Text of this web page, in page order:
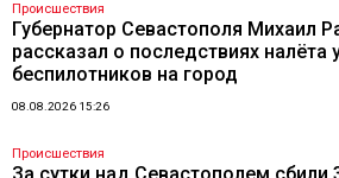
Происшествия
Губернатор Севастополя Михаил
рассказал о последствиях налёта
беспилотников на город
08.08.2026 15:26
Происшествия